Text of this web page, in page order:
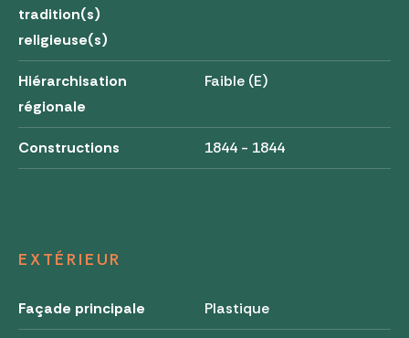
tradition(s)
religieuse(s)
Hiérarchisation
régionale
Faible (E)
Constructions 1844 - 1844
EXTÉRIEUR
Façade principale Plastique